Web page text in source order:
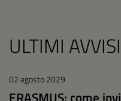
ULTIMI AVVISI
02 agosto 2029